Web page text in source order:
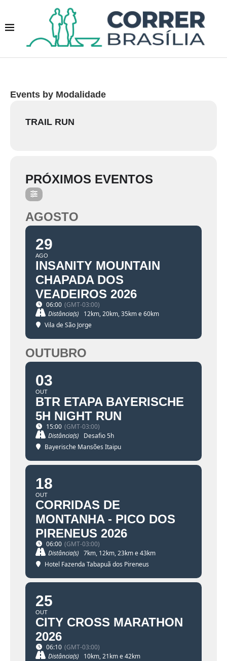
Events by Modalidade
TRAIL RUN
PRÓXIMOS EVENTOS
AGOSTO
29
AGO
INSANITY MOUNTAIN
CHAPADA DOS
VEADEIROS 2026
06:00 (GMT-03:00)
Distância(s)
12km, 20km, 35km e 60km
Vila de São Jorge
OUTUBRO
03
OUT
BTR ETAPA BAYERISCHE
5H NIGHT RUN
15:00 (GMT-03:00)
Distância(s)
Desafio 5h
Bayerische Mansões Itaipu
18
OUT
CORRIDAS DE
MONTANHA - PICO DOS
PIRENEUS 2026
06:00 (GMT-03:00)
Distância(s) 7km, 12km, 23km e 43km
Hotel Fazenda Tabapuã dos Pireneus
25
OUT
CITY CROSS MARATHON
2026
06:10 (GMT-03:00)
Distância(s)
10km, 21km e 42km